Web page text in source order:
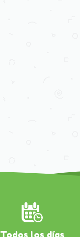
Todos los días